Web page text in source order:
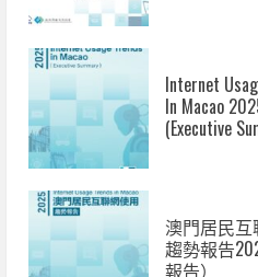
Internet
In Macao
(Executive
澳門居民
趨勢報告
報告）